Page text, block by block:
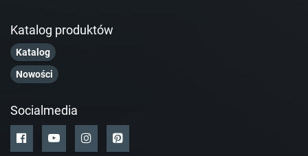
Katalog produktów
Katalog
Nowości
Socialmedia